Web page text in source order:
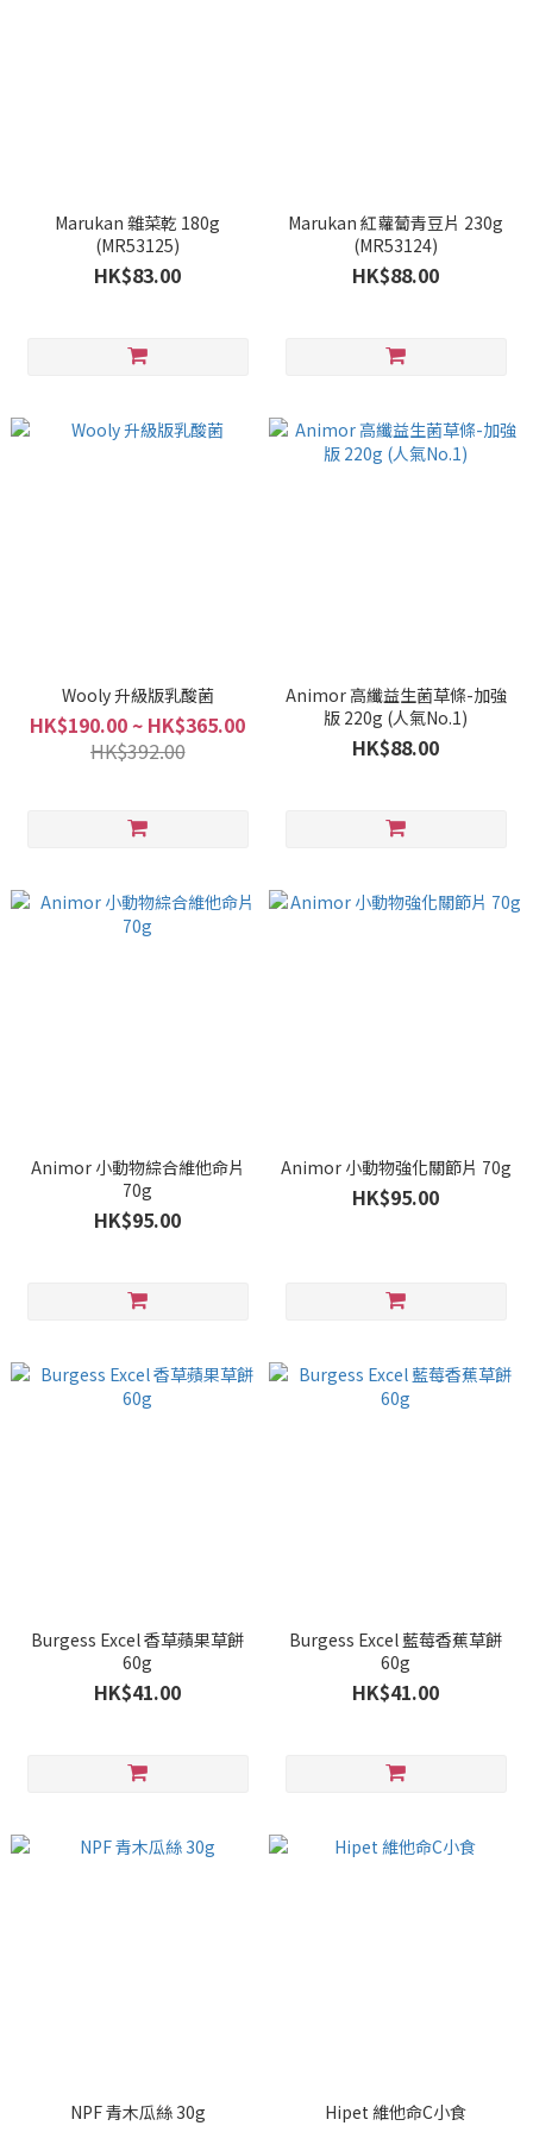
Marukan 雜菜乾 180g
(MR53125)
HK$83.00
Marukan 紅蘿蔔青豆片 230g
(MR53124)
HK$88.00
Wooly 升級版乳酸菌
HK$190.00 ~ HK$365.00
HK$392.00
Animor 高纖益生菌草條-加強
版 220g (人氣No.1)
HK$88.00
Animor 小動物綜合維他命片
70g
HK$95.00
Animor 小動物強化關節片 70g
HK$95.00
Burgess Excel 香草蘋果草餅
60g
HK$41.00
Burgess Excel 藍莓香蕉草餅
60g
HK$41.00
NPF 青木瓜絲 30g Hipet 維他命C小食